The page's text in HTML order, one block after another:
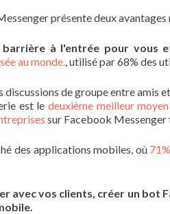
présente deux avantages
à l'entrée pour vous
au monde., utilisé par 68% des
discussions de groupe entre
est ledeuxième meilleur
sur Facebook Messenger
des applications mobiles, où
avec vos clients, créer un bot